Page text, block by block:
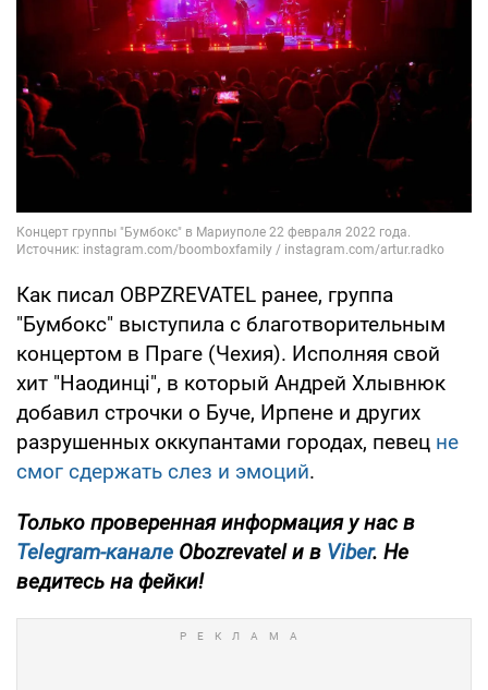
Как писал OBPZREVATEL ранее, группа
"Бумбокс" выступила с благотворительным
концертом в Праге (Чехия). Исполняя свой
хит "Наодинці", в который Андрей Хлывнюк
добавил строчки о Буче, Ирпене и других
разрушенных оккупантами городах, певец не
смог сдержать слез и эмоций.
Только проверенная информация у нас в
Telegram-канале Obozrevatel и в Viber. Не
ведитесь на фейки!